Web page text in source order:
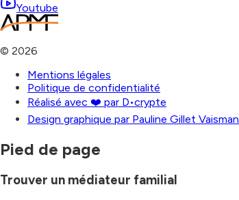
Youtube
© 2026
Mentions légales
Politique de confidentialité
Réalisé avec ❤️ par D•crypte
Design graphique par Pauline Gillet Vaisman
Pied de page
Trouver un médiateur familial